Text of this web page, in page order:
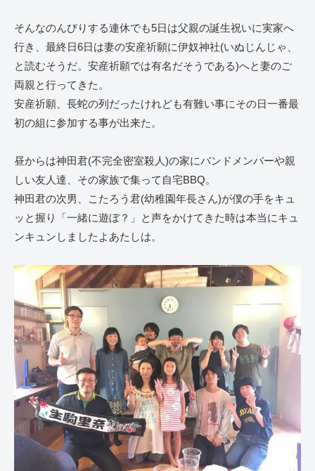
そんなのんびりする連休でも5日は父親の誕生祝いに実家へ
行き、最終日6日は妻の安産祈願に伊奴神社(いぬじんじゃ、
と読むそうだ。安産祈願では有名だそうである)へと妻のご
両親と行ってきた。
安産祈願、長蛇の列だったけれども有難い事にその日一番最
初の組に参加する事が出来た。
昼からは神田君(不完全密室殺人)の家にバンドメンバーや親
しい友人達、その家族で集って自宅BBQ。
神田君の次男、こたろう君(幼稚園年長さん)が僕の手をキュ
ッと握り「一緒に遊ぼ？」と声をかけてきた時は本当にキュ
ンキュンしましたよあたしは。